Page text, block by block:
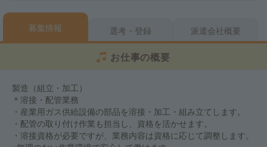
募集情報 選考・登録 派遣会社概要
お仕事の概要
製造（組立・加工）
＊溶接・配管業務
・産業用ガス供給設備の部品を溶接・加工・組み立てします。
・配管の取り付け作業も担当し、資格を活かせます。
・溶接資格が必要ですが、業務内容は資格に応じて調整します。